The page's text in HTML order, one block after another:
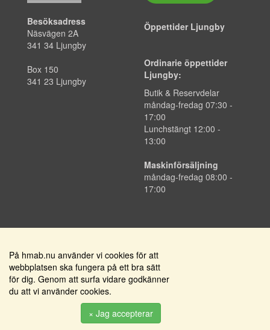
Besöksadress
Näsvägen 2A
341 34 Ljungby
Box 150
341 23 Ljungby
Öppettider Ljungby
Ordinarie öppettider
Ljungby:
Butik & Reservdelar
måndag-fredag 07:30 -
17:00
Lunchstängt 12:00 -
13:00
Maskinförsäljning
måndag-fredag 08:00 -
17:00
Få nyhetsbrev med erbjudanden och nyheter
PRENUMERERA
info@hmab.nu
På hmab.nu använder vi cookies för att
webbplatsen ska fungera på ett bra sätt
för dig. Genom att surfa vidare godkänner
du att vi använder cookies.
× Jag accepterar